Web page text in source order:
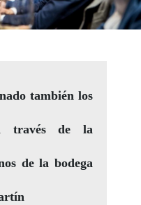
también los
través de la
de la bodega